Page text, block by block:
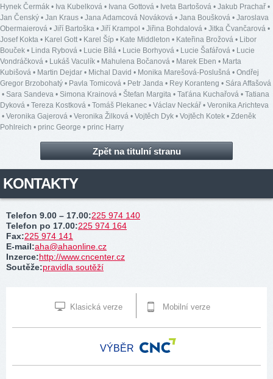
Hynek Čermák • Iva Kubelková • Ivana Gottová • Iveta Bartošová • Jakub Prachař •
Jan Čenský • Jan Kraus • Jana Adamcová Nováková • Jana Boušková • Jaroslava
Obermaierová • Jiří Bartoška • Jiří Krampol • Jiřina Bohdalová • Jitka Čvančarová •
Josef Kokta • Karel Gott• Karel Šíp • Kate Middleton • Kateřina Brožová • Libor
Bouček • Linda Rybová • Lucie Bílá • Lucie Borhyová • Lucie Šafářová • Lucie
Vondráčková • Lukáš Vaculík • Mahulena Bočanová • Marek Eben • Marta
Kubišová • Martin Dejdar • Michal David • Monika Marešová-Poslušná • Ondřej
Gregor Brzobohatý • Pavla Tomicová • Petr Janda • Rey Koranteng • Sára Affašová
• Sara Sandeva • Simona Krainová • Štefan Margita • Taťána Kuchařová • Tatiana
Dyková • Tereza Kostková • Tomáš Plekanec • Václav Neckář • Veronika Arichteva
• Veronika Gajerová • Veronika Žilková • Vojtěch Dyk • Vojtěch Kotek • Zdeněk
Pohlreich • princ George • princ Harry
Zpět na titulní stranu
KONTAKTY
Telefon 9.00 – 17.00:225 974 140
Telefon po 17.00:225 974 164
Fax:225 974 141
E-mail:aha@ahaonline.cz
Inzerce:http://www.cncenter.cz
Soutěže:pravidla soutěží
Klasická verze Mobilní verze
VÝBĚR